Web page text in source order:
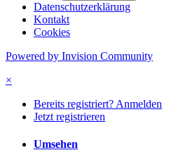
Datenschutzerklärung
Kontakt
Cookies
Powered by Invision Community
×
Bereits registriert? Anmelden
Jetzt registrieren
Umsehen